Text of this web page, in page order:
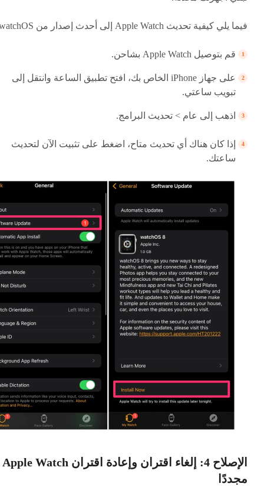
فيما يلي كيفية تحديث Apple Watch إلى أحدث إصدار من watchOS.
قم بتوصيل Apple Watch بشاحن.
على جهاز iPhone الخاص بك، افتح تطبيق الساعة وانتقل إلى
تبويب ساعتي.
اذهب إلى عام > تحديث البرامج.
إذا كان هناك أي تحديث متاح، اضغط على تثبيت الآن لتحديث
ساعتك.
الإصلاح 4: إلغاء اقتران وإعادة اقتران Apple Watch
مجددًا